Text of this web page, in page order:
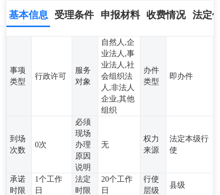
基本信息 受理条件 申报材料 收费情况 法定
事项
类型
行政许可
服务
对象
自然人,企
业法人,事
业法人,社
会组织法
人,非法人
企业,其他
组织
办件
类型
即办件
到场
次数
0次
必须
现场
办理
原因
说明
无
权力
来源
法定本级行
使
承诺
时限
1个工作
日
法定
时限
20个工作
日
行使
层级
县级